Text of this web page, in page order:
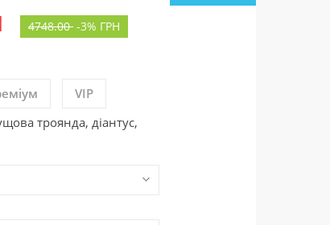
4748.00 -3% ГРН
VIP
троянда, діантус,